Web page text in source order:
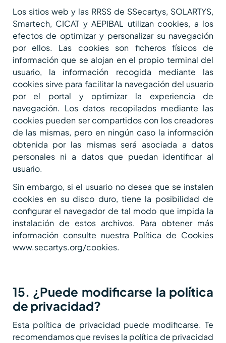
Los sitios web y las RRSS de SSecartys, SOLARTYS,
Smartech, CICAT y AEPIBAL utilizan cookies, a los
efectos de optimizar y personalizar su navegación
por ellos. Las cookies son ficheros físicos de
información que se alojan en el propio terminal del
usuario, la información recogida mediante las
cookies sirve para facilitar la navegación del usuario
por el portal y optimizar la experiencia de
navegación. Los datos recopilados mediante las
cookies pueden ser compartidos con los creadores
de las mismas, pero en ningún caso la información
obtenida por las mismas será asociada a datos
personales ni a datos que puedan identificar al
usuario.
Sin embargo, si el usuario no desea que se instalen
cookies en su disco duro, tiene la posibilidad de
configurar el navegador de tal modo que impida la
instalación de estos archivos. Para obtener más
información consulte nuestra Política de Cookies
www.secartys.org/cookies.
15. ¿Puede modificarse la política
de privacidad?
Esta política de privacidad puede modificarse. Te
recomendamos que revises la política de privacidad